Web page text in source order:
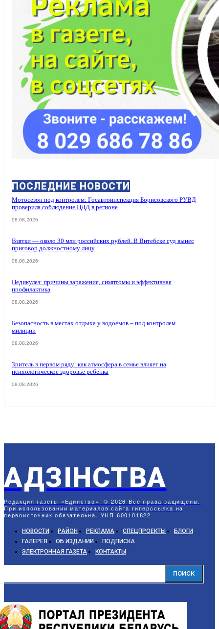
ПОСЛЕДНИЕ НОВОСТИ
Мотосезон под контролем: Госавтоинспекция Борисовского РУВД
проверила соблюдение ПДД в регионе
08.08.2026
Взятки — около 30 млн российских рублей. В Витебске суд вынес
приговор должностному лицу
08.08.2026
Педикулез: причины заражения, симптомы и эффективная
профилактика
08.08.2026
Безопасность в местах отдыха у водоемов – под контролем
милиции
08.08.2026
Зритель в первом ряду: как атмосфера в семье влияет на
психологическое здоровье ребенка
08.08.2026
АДЗIНСТВА
Редакция газеты «Единство». © 2026 Все права защищены.
При использовании материалов сайта гиперссылка на
первоисточник обязательна. УНП 600101822
НОВОСТИ РАЙОН РЕКЛАМА СПЕЦПРОЕКТЫ
БЛОГИ
ГАЛЕРЕЯ
ОБ ИЗДАНИИ
ПОДПИСКА
ЭЛЕКТРОННАЯ ГАЗЕТА
КОНТАКТЫ
ПОИСК